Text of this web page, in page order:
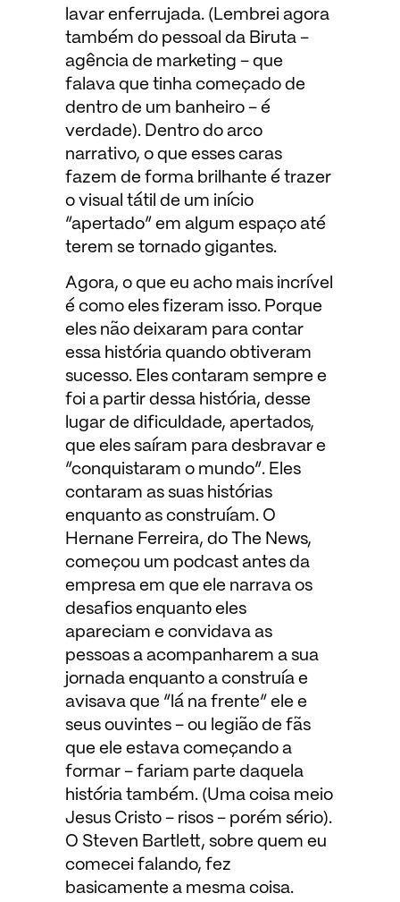
lavar enferrujada. (Lembrei agora
também do pessoal da Biruta –
agência de marketing – que
falava que tinha começado de
dentro de um banheiro – é
verdade). Dentro do arco
narrativo, o que esses caras
fazem de forma brilhante é trazer
o visual tátil de um início
“apertado” em algum espaço até
terem se tornado gigantes.
Agora, o que eu acho mais incrível
é como eles fizeram isso. Porque
eles não deixaram para contar
essa história quando obtiveram
sucesso. Eles contaram sempre e
foi a partir dessa história, desse
lugar de dificuldade, apertados,
que eles saíram para desbravar e
“conquistaram o mundo”. Eles
contaram as suas histórias
enquanto as construíam. O
Hernane Ferreira, do The News,
começou um podcast antes da
empresa em que ele narrava os
desafios enquanto eles
apareciam e convidava as
pessoas a acompanharem a sua
jornada enquanto a construía e
avisava que “lá na frente” ele e
seus ouvintes – ou legião de fãs
que ele estava começando a
formar – fariam parte daquela
história também. (Uma coisa meio
Jesus Cristo – risos – porém sério).
O Steven Bartlett, sobre quem eu
comecei falando, fez
basicamente a mesma coisa.